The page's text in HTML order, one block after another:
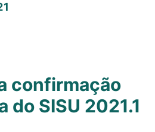
confirmação
do SISU 2021.1